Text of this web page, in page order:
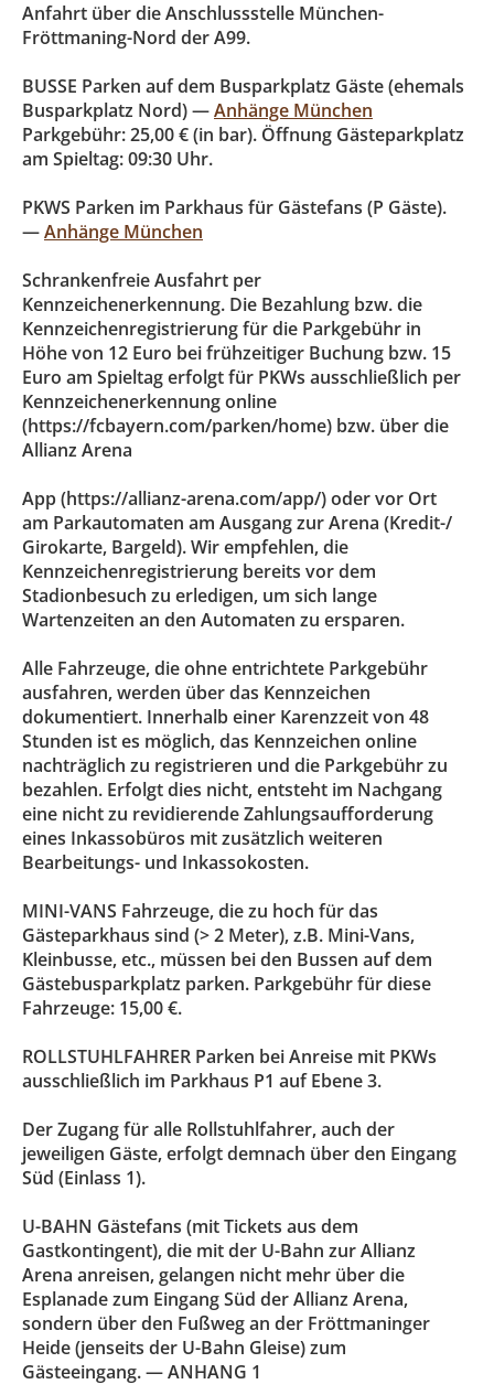
Anfahrt über die Anschlussstelle München-
Fröttmaning-Nord der A99.
BUSSE Parken auf dem Busparkplatz Gäste (ehemals
Busparkplatz Nord) —Anhänge München
Parkgebühr: 25,00 € (in bar). Öffnung Gästeparkplatz
am Spieltag: 09:30 Uhr.
PKWS Parken im Parkhaus für Gästefans (P Gäste).
—Anhänge München
Schrankenfreie Ausfahrt per
Kennzeichenerkennung. Die Bezahlung bzw. die
Kennzeichenregistrierung für die Parkgebühr in
Höhe von 12 Euro bei frühzeitiger Buchung bzw. 15
Euro am Spieltag erfolgt für PKWs ausschließlich per
Kennzeichenerkennung online
(https://fcbayern.com/parken/home) bzw. über die
Allianz Arena
App (https://allianz-arena.com/app/) oder vor Ort
am Parkautomaten am Ausgang zur Arena (Kredit-/
Girokarte, Bargeld). Wir empfehlen, die
Kennzeichenregistrierung bereits vor dem
Stadionbesuch zu erledigen, um sich lange
Wartenzeiten an den Automaten zu ersparen.
Alle Fahrzeuge, die ohne entrichtete Parkgebühr
ausfahren, werden über das Kennzeichen
dokumentiert. Innerhalb einer Karenzzeit von 48
Stunden ist es möglich, das Kennzeichen online
nachträglich zu registrieren und die Parkgebühr zu
bezahlen. Erfolgt dies nicht, entsteht im Nachgang
eine nicht zu revidierende Zahlungsaufforderung
eines Inkassobüros mit zusätzlich weiteren
Bearbeitungs- und Inkassokosten.
MINI-VANS Fahrzeuge, die zu hoch für das
Gästeparkhaus sind (> 2 Meter), z.B. Mini-Vans,
Kleinbusse, etc., müssen bei den Bussen auf dem
Gästebusparkplatz parken. Parkgebühr für diese
Fahrzeuge: 15,00 €.
ROLLSTUHLFAHRER Parken bei Anreise mit PKWs
ausschließlich im Parkhaus P1 auf Ebene 3.
Der Zugang für alle Rollstuhlfahrer, auch der
jeweiligen Gäste, erfolgt demnach über den Eingang
Süd (Einlass 1).
U-BAHN Gästefans (mit Tickets aus dem
Gastkontingent), die mit der U-Bahn zur Allianz
Arena anreisen, gelangen nicht mehr über die
Esplanade zum Eingang Süd der Allianz Arena,
sondern über den Fußweg an der Fröttmaninger
Heide (jenseits der U-Bahn Gleise) zum
Gästeeingang. — ANHANG 1